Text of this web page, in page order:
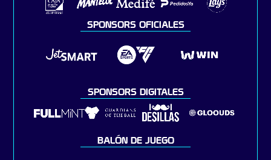
SPONSORS OFICIALES
SPONSORS DIGITALES
BALÓN DE JUEGO